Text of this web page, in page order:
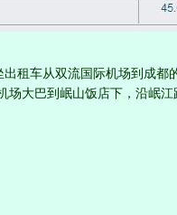
租车从双流国际机场到成都
场大巴到岷山饭店下，沿岷